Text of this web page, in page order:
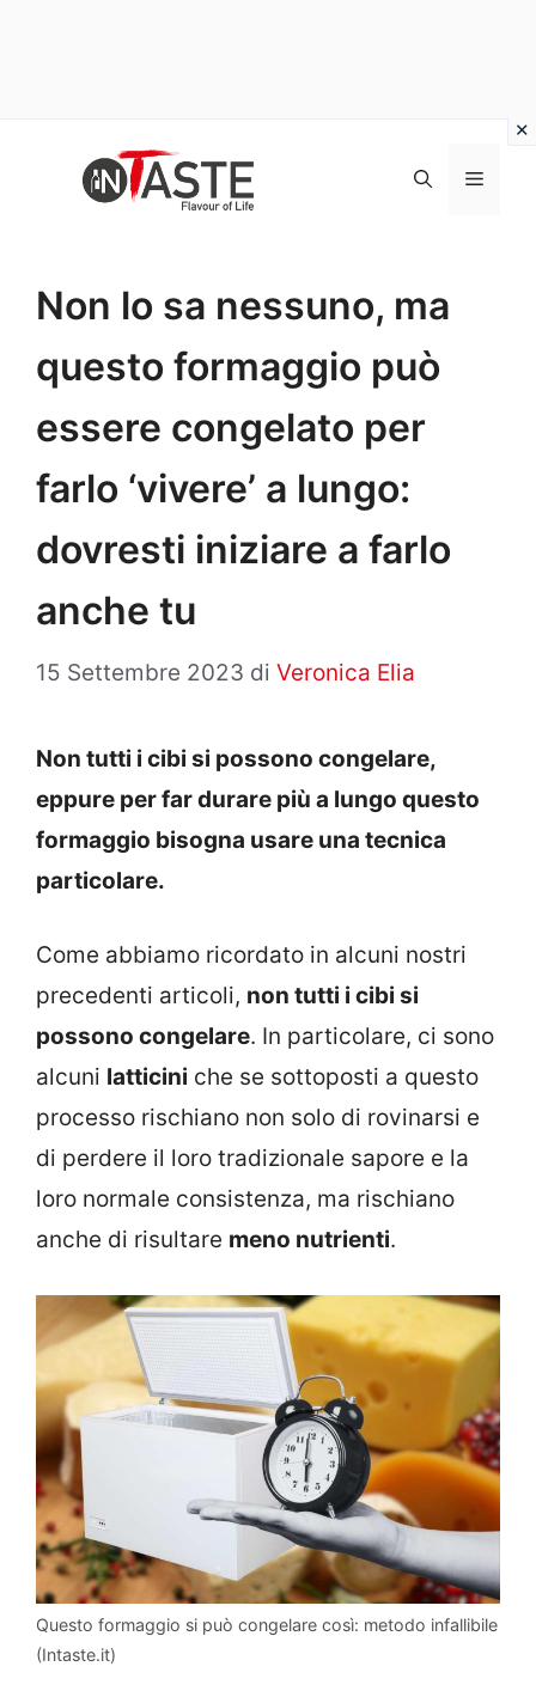
Menu
Non lo sa nessuno, ma
questo formaggio può
essere congelato per
farlo ‘vivere’ a lungo:
dovresti iniziare a farlo
anche tu
15 Settembre 2023 di Veronica Elia
Non tutti i cibi si possono congelare,
eppure per far durare più a lungo questo
formaggio bisogna usare una tecnica
particolare.
Come abbiamo ricordato in alcuni nostri
precedenti articoli, non tutti i cibi si
possono congelare. In particolare, ci sono
alcuni latticini che se sottoposti a questo
processo rischiano non solo di rovinarsi e
di perdere il loro tradizionale sapore e la
loro normale consistenza, ma rischiano
anche di risultare meno nutrienti.
Questo formaggio si può congelare così: metodo infallibile
(Intaste.it)